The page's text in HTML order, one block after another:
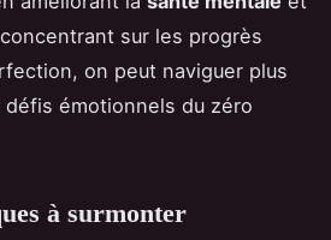
sur les progrès
on peut naviguer plus
émotionnels du zéro
à surmonter